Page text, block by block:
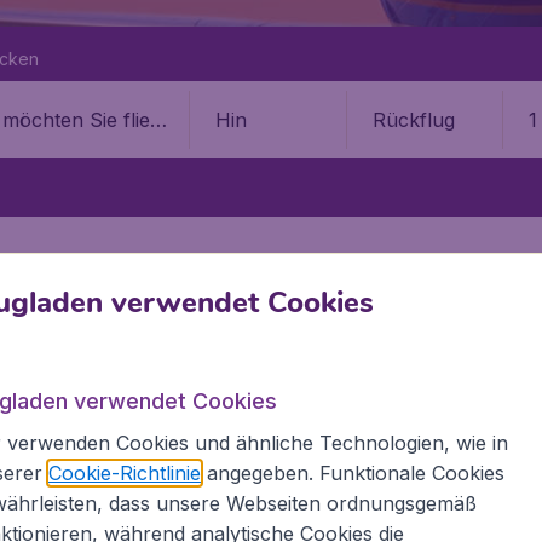
Hin Rückflug
SHOPPING
Bandaranaike
Bandaranaike International
verwendet Cookies
verwendet Cookies
verwenden Cookies und ähnliche Technologien, wie in
Cookie-Richtlinieangegeben. Funktionale Cookies
dass unsere Webseiten ordnungsgemäß
während analytische Cookies die